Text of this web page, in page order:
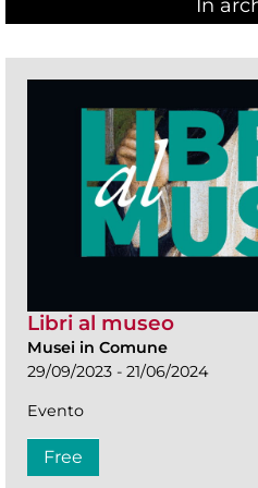
In
Libri al museo
Musei in Comune
29/09/2023 - 21/06/2024
Evento
Free